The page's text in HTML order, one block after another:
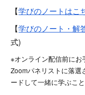
【学びのノートはこ
【学びのノート・解
式)
※オンライン配信前にお
Zoomパネリストに落選
ードして一緒に学ぶこと